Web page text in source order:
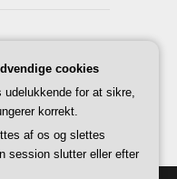
cookies
udelukkende for at sikre,
korrekt.
af os og slettes
session slutter eller efter